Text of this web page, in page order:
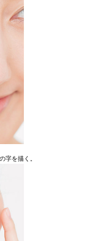
字を描く。